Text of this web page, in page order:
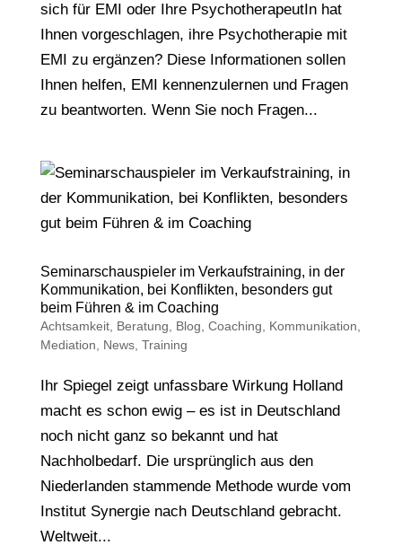
sich für EMI oder Ihre PsychotherapeutIn hat
Ihnen vorgeschlagen, ihre Psychotherapie mit
EMI zu ergänzen? Diese Informationen sollen
Ihnen helfen, EMI kennenzulernen und Fragen
zu beantworten. Wenn Sie noch Fragen...
Seminarschauspieler im Verkaufstraining, in der
Kommunikation, bei Konflikten, besonders gut
beim Führen & im Coaching
Achtsamkeit, Beratung Blog Coaching Kommunikation
Mediation
News, Training
Ihr Spiegel zeigt unfassbare Wirkung Holland
macht es schon ewig – es ist in Deutschland
noch nicht ganz so bekannt und hat
Nachholbedarf. Die ursprünglich aus den
Niederlanden stammende Methode wurde vom
Institut Synergie nach Deutschland gebracht.
Weltweit...